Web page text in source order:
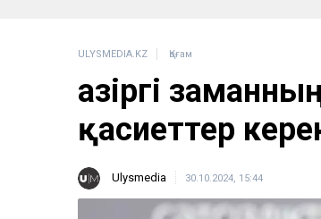
ULYSMEDIA.KZ Қоғам
Қазіргі
қасиеттер
Ulysmedia 30.10.2024, 15:44